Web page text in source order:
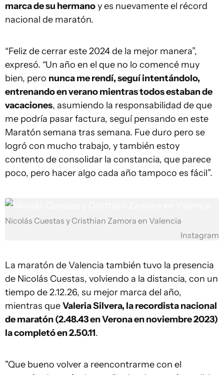
marca de su hermanoy es nuevamente el récord
nacional de maratón.
“Feliz de cerrar este 2024 de la mejor manera”,
expresó. “Un año en el que no lo comencé muy
bien, pero nunca me rendí, seguí intentándolo,
entrenando en verano mientras todos estaban de
vacaciones, asumiendo la responsabilidad de que
me podría pasar factura, seguí pensando en este
Maratón semana tras semana. Fue duro pero se
logró con mucho trabajo, y también estoy
contento de consolidar la constancia, que parece
poco, pero hacer algo cada año tampoco es fácil”.
Nicolás Cuestas y Cristhian Zamora en Valencia
Instagram
La maratón de Valencia también tuvo la presencia
de Nicolás Cuestas, volviendo a la distancia, con un
tiempo de 2.12.26, su mejor marca del año,
mientras queValeria Silvera, la recordista nacional
de maratón (2.48.43 en Verona en noviembre 2023)
la completó en 2.50.11.
"Que bueno volver a reencontrarme con el